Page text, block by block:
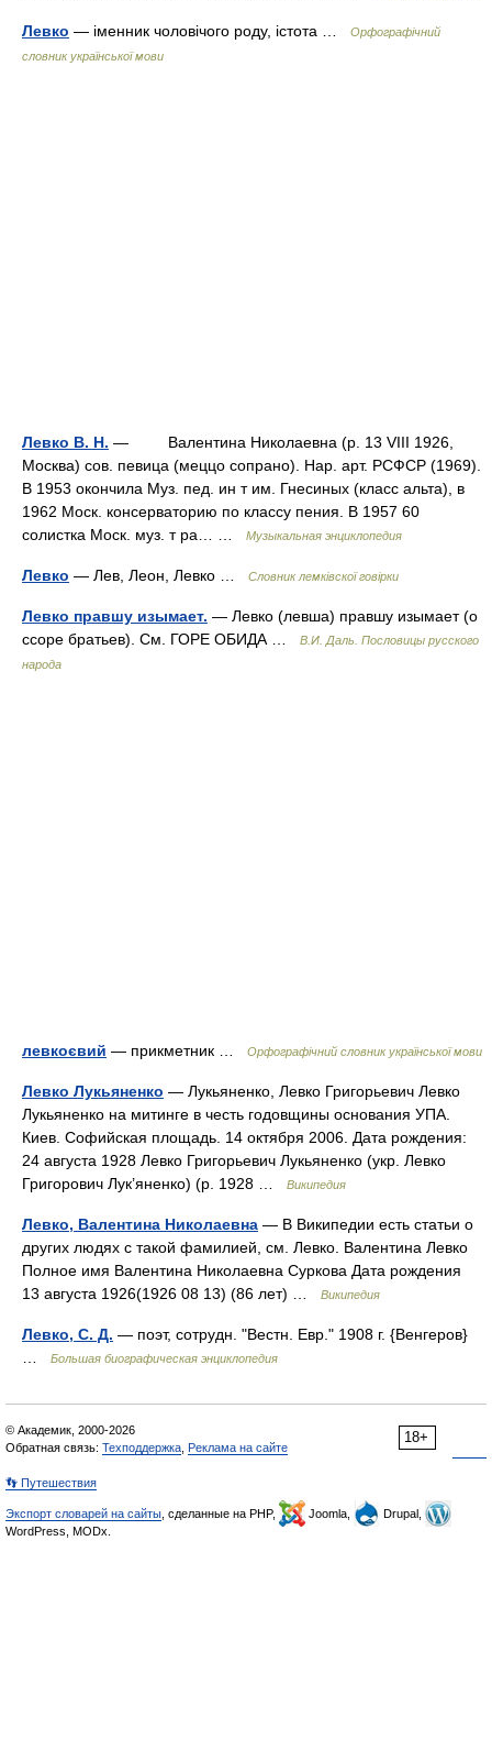
Левко — іменник чоловічого роду, істота …
Орфографічний
словник української мови
Левко В. Н. — Валентина Николаевна (р. 13 VIII 1926,
Москва) сов. певица (меццо сопрано). Нар. арт. РСФСР (1969).
В 1953 окончила Муз. пед. ин т им. Гнесиных (класс альта), в
1962 Моск. консерваторию по классу пения. В 1957 60
солистка Моск. муз. т ра… …
Музыкальная энциклопедия
Левко — Лев, Леон, Левко … Словник лемківскої говірки
Левко правшу изымает. — Левко (левша) правшу изымает (о
ссоре братьев). См. ГОРЕ ОБИДА …
В.И. Даль. Пословицы русского
народа
левкоєвий — прикметник … Орфографічний словник української мови
Левко Лукьяненко — Лукьяненко, Левко Григорьевич Левко
Лукьяненко на митинге в честь годовщины основания УПА.
Киев. Софийская площадь. 14 октября 2006. Дата рождения:
24 августа 1928 Левко Григорьевич Лукьяненко (укр. Левко
Григорович Лук’яненко) (р. 1928 …
Википедия
Левко, Валентина Николаевна — В Википедии есть статьи о
других людях с такой фамилией, см. Левко. Валентина Левко
Полное имя Валентина Николаевна Суркова Дата рождения
13 августа 1926(1926 08 13) (86 лет) …
Википедия
Левко, С. Д. — поэт, сотрудн. "Вестн. Евр." 1908 г. {Венгеров}
Большая биографическая энциклопедия
18+
© Академик, 2000-2026
Обратная связь: Техподдержка Реклама на сайте
👣 Путешествия
Экспорт словарей на сайты , сделанные на PHP, Joomla,
Drupal,
WordPress, MODx.